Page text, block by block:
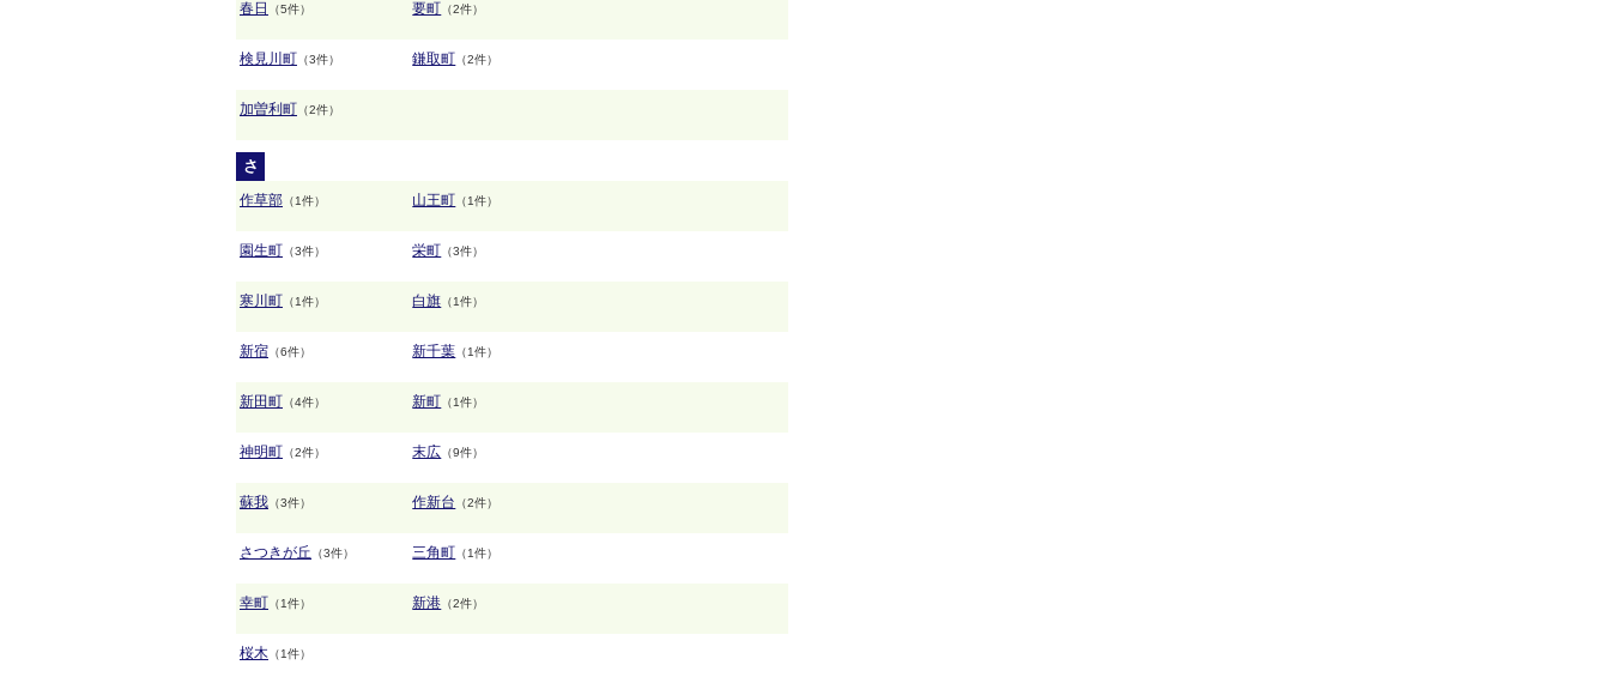
春日 （5件） 要町 （2件）
検見川町 （3件） 鎌取町 （2件）
加曽利町 （2件）
さ
作草部 （1件） 山王町 （1件）
園生町 （3件） 栄町 （3件）
寒川町 （1件） 白旗 （1件）
新宿 （6件） 新千葉 （1件）
新田町 （4件） 新町 （1件）
神明町 （2件） 末広 （9件）
蘇我 （3件） 作新台 （2件）
さつきが丘 （3件） 三角町 （1件）
幸町 （1件） 新港 （2件）
桜木 （1件）